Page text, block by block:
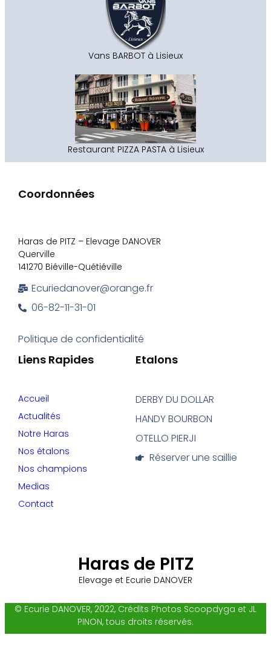
Vans BARBOT à Lisieux
Restaurant PIZZA PASTA à Lisieux
Haras de PITZ
Elevage et Ecurie DANOVER
Etalons
DERBY DU DOLLAR
HANDY BOURBON
OTELLO PIERJI
Réserver une saillie
Liens Rapides
Accueil
Actualités
Notre Haras
Nos étalons
Nos champions
Medias
Contact
Coordonnées
Haras de PITZ – Elevage DANOVER
Querville
141270 Biéville-Quétiéville
Ecuriedanover@orange.fr
06-82-11-31-01
Politique de confidentialité
© Ecurie DANOVER, 2022, Crédits Photos Scoopdyga et JL
PINON, tous droits réservés.